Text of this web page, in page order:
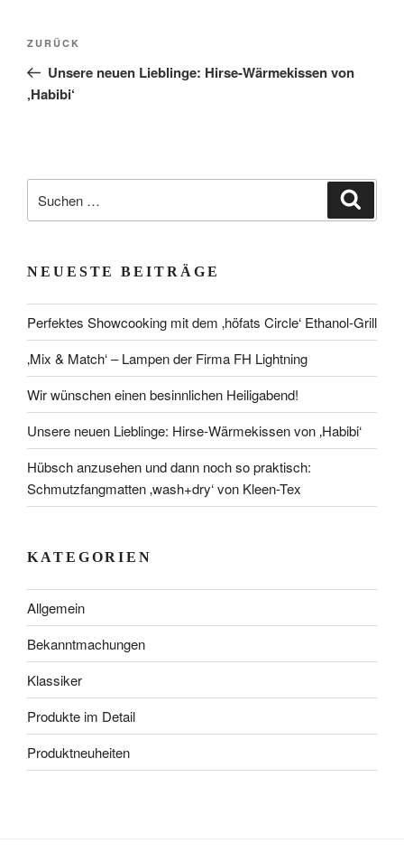
Beitragsnavigation
Vorheriger
Beitrag
ZURÜCK
Unsere neuen Lieblinge: Hirse-Wärmekissen von
‚Habibi‘
nach:
NEUESTE BEITRÄGE
Perfektes Showcooking mit dem ‚höfats Circle‘ Ethanol-Grill
‚Mix & Match‘ – Lampen der Firma FH Lightning
Wir wünschen einen besinnlichen Heiligabend!
Unsere neuen Lieblinge: Hirse-Wärmekissen von ‚Habibi‘
Hübsch anzusehen und dann noch so praktisch:
Schmutzfangmatten ‚wash+dry‘ von Kleen-Tex
KATEGORIEN
Allgemein
Bekanntmachungen
Klassiker
Produkte im Detail
Produktneuheiten